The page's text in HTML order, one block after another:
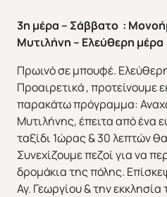
3η μέρα – Σάββατο :
Μυτιλήνη – Ελεύθερη μέρα
Πρωινό σε μπουφέ.
Προαιρετικά , προτείνουμε
παρακάτω πρόγραμμα:
Μυτιλήνης, έπειτα από ένα
ταξίδι 1ώρας & 30 λεπτών
Συνεχίζουμε πεζοί για να
δρομάκια της πόλης.
Αγ. Γεωργίου & την